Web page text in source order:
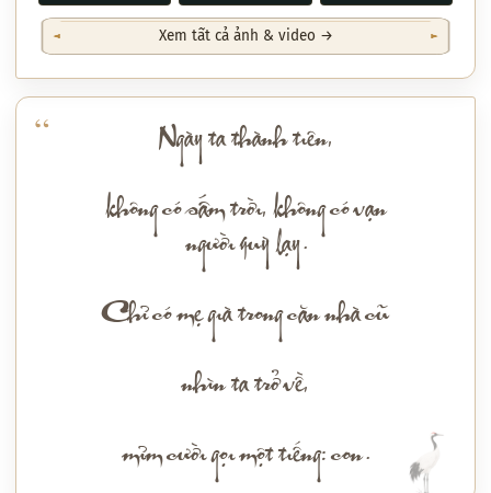
Xem tất cả ảnh & video →
Ngày ta thành tiên,
không có sấm trời, không có vạn
người quỳ lạy.
Chỉ có mẹ già trong căn nhà cũ
nhìn ta trở về,
mỉm cười gọi một tiếng: con.